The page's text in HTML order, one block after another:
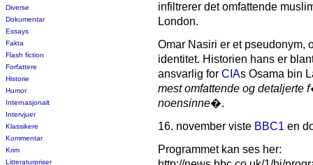
Diverse
Dokumentar
Essays
Fakta
Flash fiction
Forfattere
Historie
Humor
Internasjonalt
Intervjuer
Klassikere
Kommentar
Krim
Litteraturpriser
infiltrerer det omfattende
London.
Omar Nasiri er et pseudonym,
identitet. Historien hans er
ansvarlig for CIAs Osama bin
mest omfattende og
noensinne�.
16. november viste BBC1 en
Programmet kan ses her: